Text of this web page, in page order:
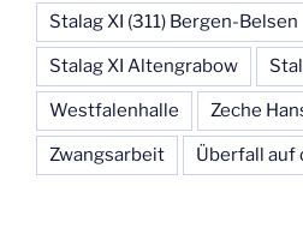
Stalag XI (311) Bergen-Belsen
Stalag XI Altengrabow
Westfalenhalle Zeche
Zwangsarbeit Überfall auf